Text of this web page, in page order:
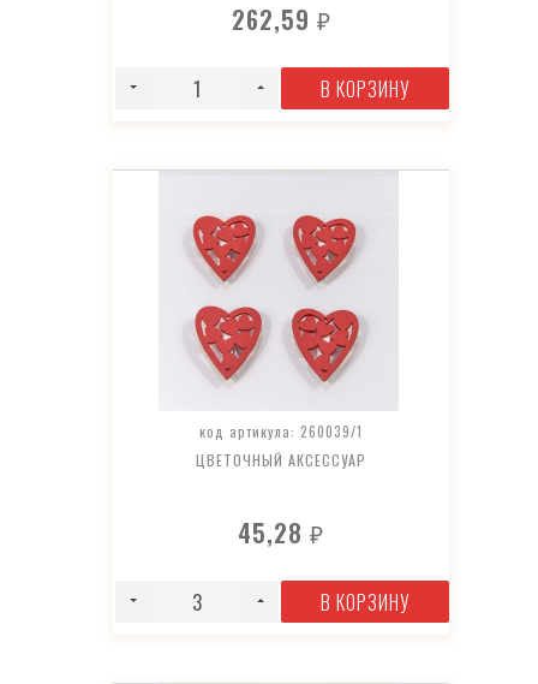
262,59 ₽
В КОРЗИНУ
код артикула: 260039/1
ЦВЕТОЧНЫЙ АКСЕССУАР
45,28₽
В КОРЗИНУ